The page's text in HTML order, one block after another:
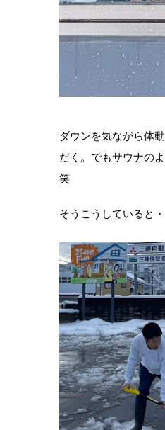
ダウンを気ながら体
だく。でもサウナの
笑
そうこうしていると・